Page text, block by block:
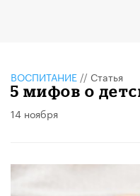
ВОСПИТАНИЕ // Статья
5 мифов о
14 ноября